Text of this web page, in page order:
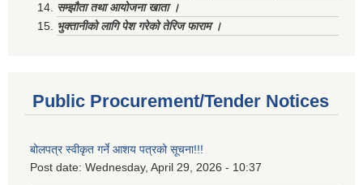
सम्झौता तथा आयोजना खाता ।
भुक्तानीको लागि पेश गरेको तेरिज फाराम ।
Public Procurement/Tender Notices
बोलपत्र स्वीकृत गर्ने आशय पत्रको सूचना!!!
Post date: Wednesday, April 29, 2026 - 10:37